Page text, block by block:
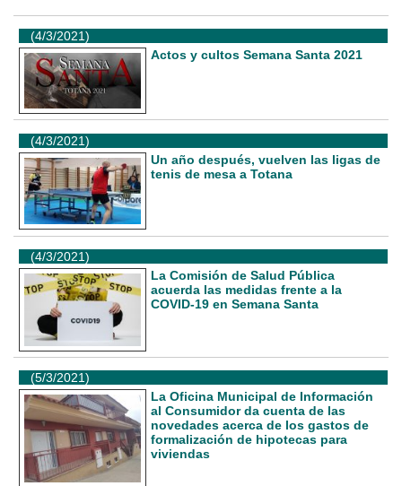
(4/3/2021)
Actos y cultos Semana Santa 2021
(4/3/2021)
Un año después, vuelven las ligas de
tenis de mesa a Totana
(4/3/2021)
La Comisión de Salud Pública
acuerda las medidas frente a la
COVID-19 en Semana Santa
(5/3/2021)
La Oficina Municipal de Información
al Consumidor da cuenta de las
novedades acerca de los gastos de
formalización de hipotecas para
viviendas